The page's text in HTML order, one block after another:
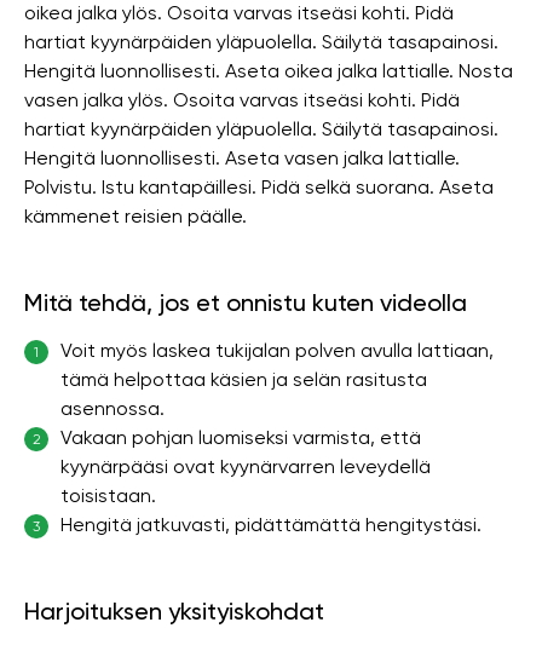
oikea jalka ylös. Osoita varvas itseäsi kohti. Pidä
hartiat kyynärpäiden yläpuolella. Säilytä tasapainosi.
Hengitä luonnollisesti. Aseta oikea jalka lattialle. Nosta
vasen jalka ylös. Osoita varvas itseäsi kohti. Pidä
hartiat kyynärpäiden yläpuolella. Säilytä tasapainosi.
Hengitä luonnollisesti. Aseta vasen jalka lattialle.
Polvistu. Istu kantapäillesi. Pidä selkä suorana. Aseta
kämmenet reisien päälle.
Mitä tehdä, jos et onnistu kuten videolla
1
Voit myös laskea tukijalan polven avulla lattiaan,
tämä helpottaa käsien ja selän rasitusta
asennossa.
2
Vakaan pohjan luomiseksi varmista, että
kyynärpääsi ovat kyynärvarren leveydellä
toisistaan.
3 Hengitä jatkuvasti, pidättämättä hengitystäsi.
Harjoituksen yksityiskohdat